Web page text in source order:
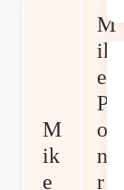
M
ik
e
M
ik
e
P
os
ne
r